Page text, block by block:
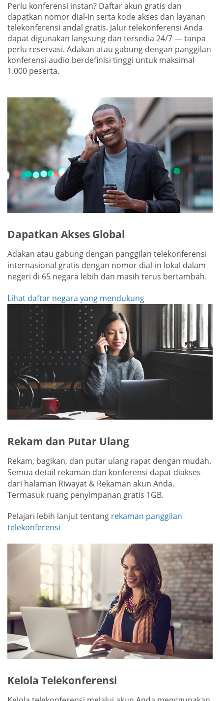
Perlu konferensi instan? Daftar akun gratis dan
dapatkan nomor dial-in serta kode akses dan layanan
telekonferensi andal gratis. Jalur telekonferensi Anda
dapat digunakan langsung dan tersedia 24/7 — tanpa
perlu reservasi. Adakan atau gabung dengan panggilan
konferensi audio berdefinisi tinggi untuk maksimal
1.000 peserta.
Dapatkan Akses Global
Adakan atau gabung dengan panggilan telekonferensi
internasional gratis dengan nomor dial-in lokal dalam
negeri di 65 negara lebih dan masih terus bertambah.
Lihat daftar negara yang mendukung
Rekam dan Putar Ulang
Rekam, bagikan, dan putar ulang rapat dengan mudah.
Semua detail rekaman dan konferensi dapat diakses
dari halaman Riwayat & Rekaman akun Anda.
Termasuk ruang penyimpanan gratis 1GB.
Pelajari lebih lanjut tentang rekaman panggilan
telekonferensi
Kelola Telekonferensi